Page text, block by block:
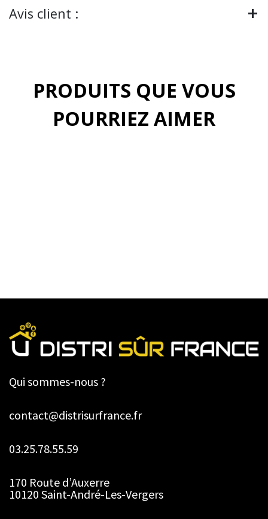
Avis client :
PRODUITS QUE VOUS
POURRIEZ AIMER
Qui sommes-nous ?
contact@distrisurfrance.fr
03.25.78.55.59
170 Route d’Auxerre
10120 Saint-André-Les-Vergers